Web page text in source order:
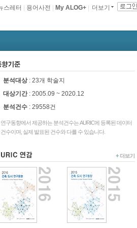
더보기
My ALOG+
용어사전
스레터
향기준
분석대상: 23개 학술지
대상기간: 2005.09 ~ 2020.12
분석건수 : 29558건
연구동향에서 제공하는 분석건수는 AURIC에 등록된 데이터
건수이며, 실제 발표된 건수와 다를 수 있습니다.
연감